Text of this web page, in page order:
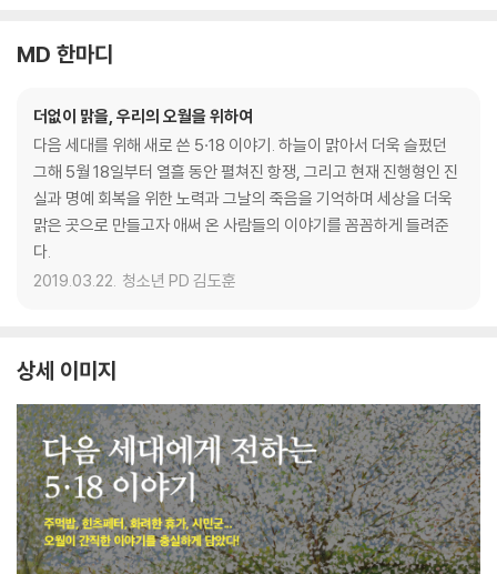
MD 한마디
더없이 맑을, 우리의 오월을 위하여
다음 세대를 위해 새로 쓴 5·18 이야기. 하늘이 맑아서 더욱 슬펐던
그해 5월 18일부터 열흘 동안 펼쳐진 항쟁, 그리고 현재 진행형인 진
실과 명예 회복을 위한 노력과 그날의 죽음을 기억하며 세상을 더욱
맑은 곳으로 만들고자 애써 온 사람들의 이야기를 꼼꼼하게 들려준
다.
2019.03.22. 청소년 PD 김도훈
상세 이미지